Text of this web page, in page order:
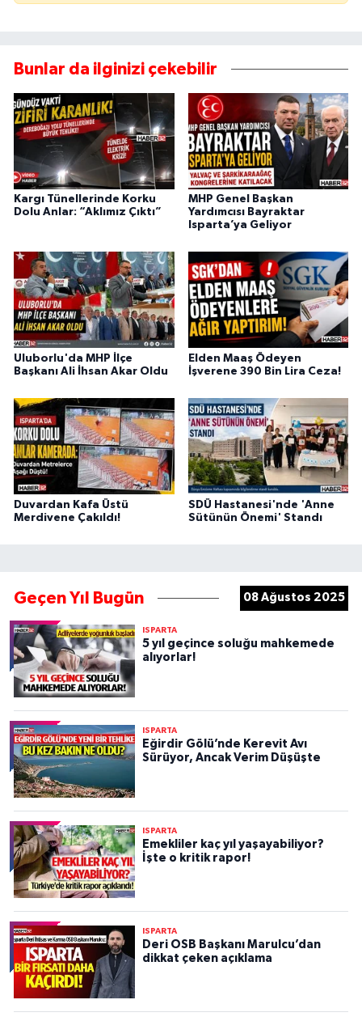
Bunlar da ilginizi çekebilir
Kargı Tünellerinde Korku
Dolu Anlar: “Aklımız Çıktı”
MHP Genel Başkan
Yardımcısı Bayraktar
Isparta’ya Geliyor
Uluborlu'da MHP İlçe
Başkanı Ali İhsan Akar Oldu
Elden Maaş Ödeyen
İşverene 390 Bin Lira Ceza!
Duvardan Kafa Üstü
Merdivene Çakıldı!
SDÜ Hastanesi'nde 'Anne
Sütünün Önemi' Standı
Geçen Yıl Bugün 08 Ağustos 2025
ISPARTA
5 yıl geçince soluğu mahkemede
alıyorlar!
ISPARTA
Eğirdir Gölü’nde Kerevit Avı
Sürüyor, Ancak Verim Düşüşte
ISPARTA
Emekliler kaç yıl yaşayabiliyor?
İşte o kritik rapor!
ISPARTA
Deri OSB Başkanı Marulcu’dan
dikkat çeken açıklama